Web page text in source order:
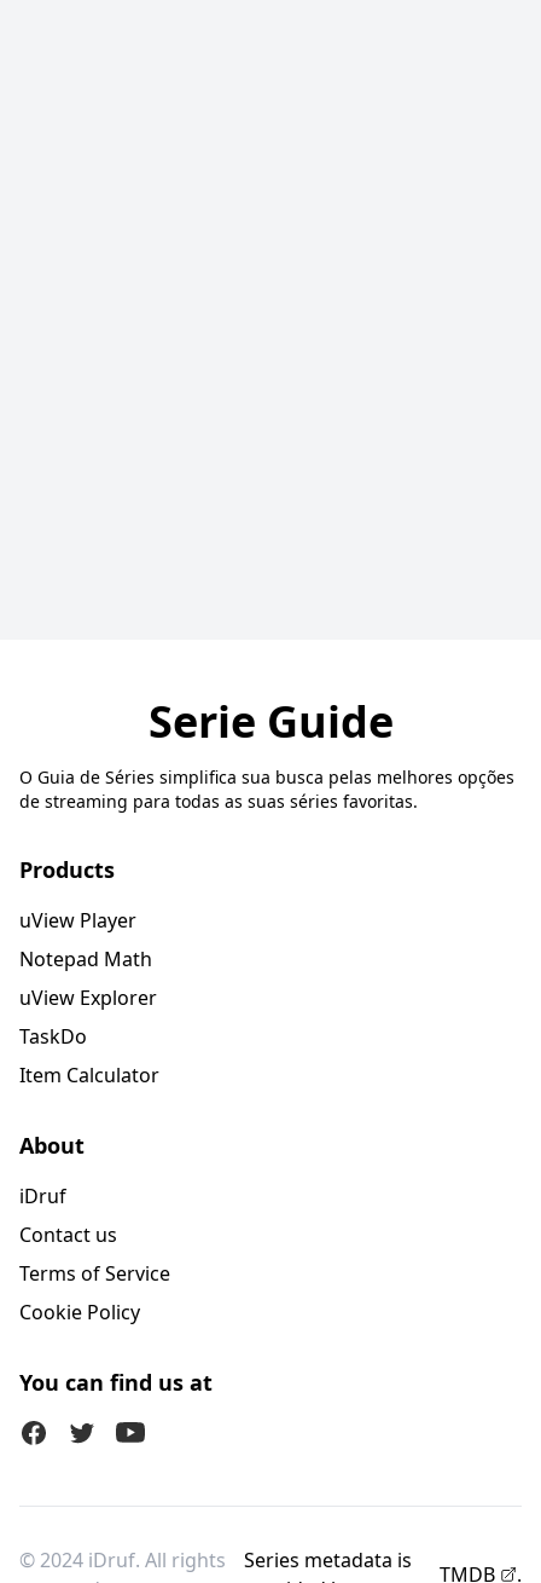
Serie Guide
O Guia de Séries simplifica sua busca pelas melhores opções
de streaming para todas as suas séries favoritas.
Products
uView Player
Notepad Math
uView Explorer
TaskDo
Item Calculator
About
iDruf
Contact us
Terms of Service
Cookie Policy
You can find us at
FacebookTwitter (X)Youtube
© 2024 iDruf. All rights
Series metadata is
TMDB .